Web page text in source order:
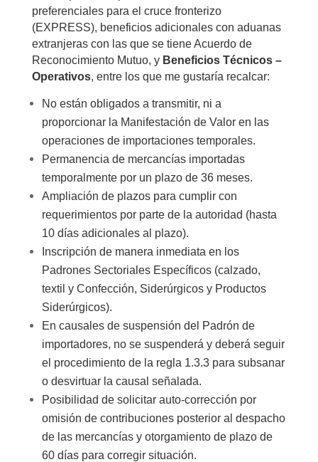
preferenciales para el cruce fronterizo
(EXPRESS), beneficios adicionales con aduanas
extranjeras con las que se tiene Acuerdo de
Reconocimiento Mutuo, y Beneficios Técnicos –
Operativos, entre los que me gustaría recalcar:
No están obligados a transmitir, ni a
proporcionar la Manifestación de Valor en las
operaciones de importaciones temporales.
Permanencia de mercancías importadas
temporalmente por un plazo de 36 meses.
Ampliación de plazos para cumplir con
requerimientos por parte de la autoridad (hasta
10 días adicionales al plazo).
Inscripción de manera inmediata en los
Padrones Sectoriales Específicos (calzado,
textil y Confección, Siderúrgicos y Productos
Siderúrgicos).
En causales de suspensión del Padrón de
importadores, no se suspenderá y deberá seguir
el procedimiento de la regla 1.3.3 para subsanar
o desvirtuar la causal señalada.
Posibilidad de solicitar auto-corrección por
omisión de contribuciones posterior al despacho
de las mercancías y otorgamiento de plazo de
60 días para corregir situación.